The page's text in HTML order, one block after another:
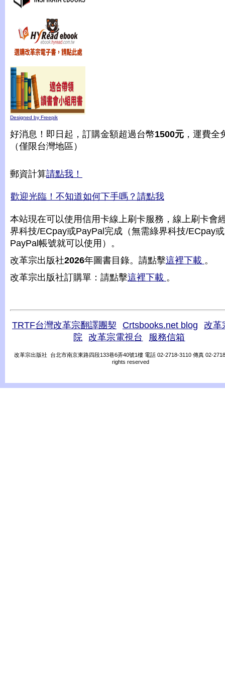
Designed by Freepik
好消息！即日起，訂購金額超過台幣1500元 ，運費全
（僅限台灣地區）
郵資計算請點我！
歡迎光臨！不知道如何下手嗎？請點我
本站現在可以使用信用卡線上刷卡服務，線上刷卡會
界科技/ECpay或PayPal完成（無需綠界科技/ECpay或
PayPal帳號就可以使用）。
改革宗出版社2026年圖書目錄。請點擊這裡下載 。
改革宗出版社訂購單：請點擊這裡下載 。
TRTF台灣改革宗翻譯團契 Crtsbooks.net blog
改革
院
改革宗電視台 服務信箱
改革宗出版社 台北市南京東路四段133巷6弄40號1樓 電話 02-2718-3110 傳真 02-
rights reserved